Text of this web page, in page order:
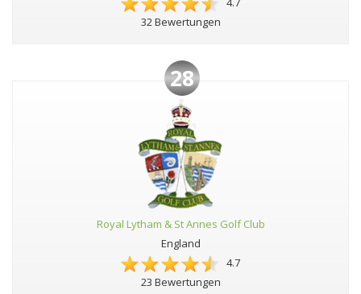
32 Bewertungen
28
Royal Lytham & St Annes Golf Club
England
4.7
23 Bewertungen